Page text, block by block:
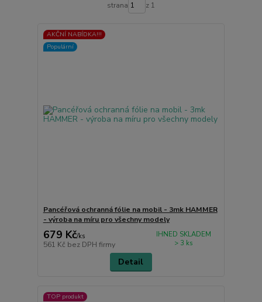
strana z 1
AKČNÍ NABÍDKA!!!
Populární
Pancéřová ochranná fólie na mobil - 3mk HAMMER
- výroba na míru pro všechny modely
679 Kč/ks
561 Kč bez DPH firmy
IHNED SKLADEM
> 3 ks
Detail
TOP produkt